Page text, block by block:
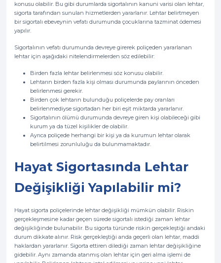
konusu olabilir. Bu gibi durumlarda sigortalının kanuni varisi olan lehtar,
sigorta tarafından sunulan hizmetlerden yararlanır. Lehtar belirtmeyen
bir sigortalı ebeveynin vefatı durumunda çocuklarına tazminat ödemesi
yapılır.
Sigortalının vefatı durumunda devreye girerek poliçeden yararlanan
lehtar için aşağıdaki nitelendirmelerden söz edilebilir:
Birden fazla lehtar belirlenmesi söz konusu olabilir.
Lehtarın birden fazla kişi olması durumunda paylarının önceden
belirlenmesi gerekir.
Birden çok lehtarın bulunduğu poliçelerde pay oranları
belirlenmediyse sigortadan her biri eşit miktarda yararlanır.
Sigortalının ölümü durumunda devreye giren kişi olabileceği gibi
kurum ya da tüzel kişilikler de olabilir.
Ayrıca poliçede herhangi bir kişi ya da kurumun lehtar olarak
belirtilmesi zorunluluğu da bulunmamaktadır.
Hayat Sigortasında Lehtar
Değişikliği Yapılabilir mi?
Hayat sigorta poliçelerinde lehtar değişikliği mümkün olabilir. Riskin
gerçekleşmesine kadar geçen sürede sigortalı istediği zaman lehtar
değişikliğinde bulunabilir. Bu sigorta türünde riskin gerçekleştiği andaki
durum dikkate alınır. Risk gerçekleştiği anda geçerli olan lehtar, maddi
haklardan yararlanır. Sigorta ettiren dilediği zaman lehtar değişikliğine
gidebilir. Aynı zamanda atanmış olan lehtar için geri alma işlemi de